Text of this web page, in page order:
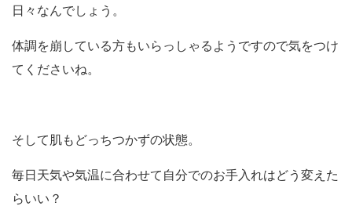
日々なんでしょう。
体調を崩している方もいらっしゃるようですので気をつけ
てくださいね。
そして肌もどっちつかずの状態。
毎日天気や気温に合わせて自分でのお手入れはどう変えた
らいい？